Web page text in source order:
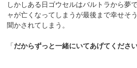
しかしある日ゴウセルはバルトラから夢
ャが亡くなってしまうが最後まで幸せそ
聞かされてしまう。
「だからずっと一緒にいてあげてくださ